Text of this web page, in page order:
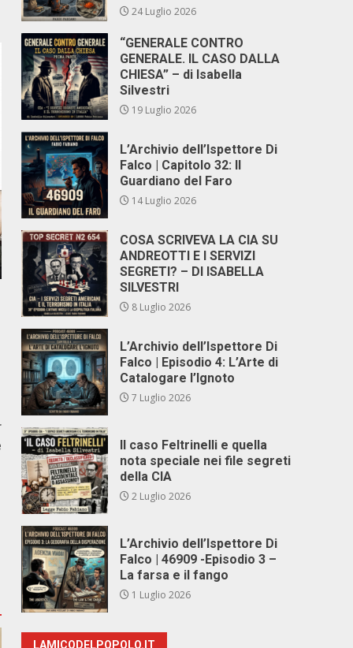
24 Luglio 2026
“GENERALE CONTRO
GENERALE. IL CASO DALLA
CHIESA” – di Isabella
Silvestri
19 Luglio 2026
L’Archivio dell’Ispettore Di
Falco | Capitolo 32: Il
Guardiano del Faro
14 Luglio 2026
COSA SCRIVEVA LA CIA SU
ANDREOTTI E I SERVIZI
SEGRETI? – DI ISABELLA
SILVESTRI
8 Luglio 2026
L’Archivio dell’Ispettore Di
Falco | Episodio 4: L’Arte di
Catalogare l’Ignoto
7 Luglio 2026
Il caso Feltrinelli e quella
nota speciale nei file segreti
della CIA
2 Luglio 2026
L’Archivio dell’Ispettore Di
Falco | 46909 -Episodio 3 –
La farsa e il fango
1 Luglio 2026
LAMICODELPOPOLO.IT